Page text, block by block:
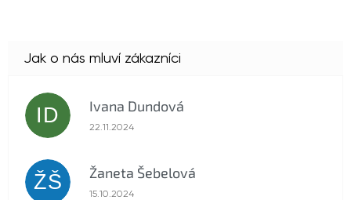
ID Ivana Dundová
Hodnocení obchodu je 5 z 5 hvězdiček.
22.11.2024
ŽŠ Žaneta Šebelová
Hodnocení obchodu je 5 z 5 hvězdiček.
15.10.2024